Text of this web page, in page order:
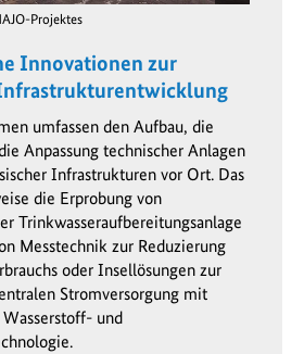
Projektes
Innovationen zur
umfassen den Aufbau, die
Anpassung technischer Anlagen
Infrastrukturen vor Ort. Das
die Erprobung von
Trinkwasseraufbereitungsanlage
Messtechnik zur Reduzierung
oder Insellösungen zur
Stromversorgung mit
und